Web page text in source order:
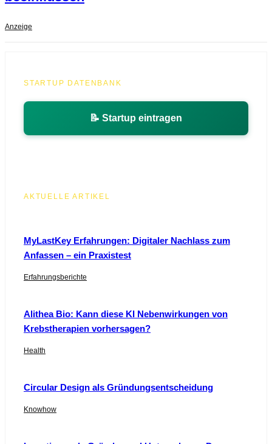
Anzeige
STARTUP DATENBANK
📝 Startup eintragen
AKTUELLE ARTIKEL
MyLastKey Erfahrungen: Digitaler Nachlass zum
Anfassen – ein Praxistest
Erfahrungsberichte
Alithea Bio: Kann diese KI Nebenwirkungen von
Krebstherapien vorhersagen?
Health
Circular Design als Gründungsentscheidung
Knowhow